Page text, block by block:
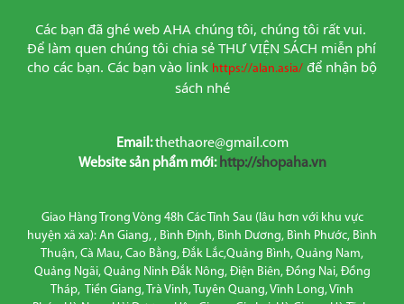
Các bạn đã ghé web AHA chúng tôi, chúng tôi rất vui.
Để làm quen chúng tôi chia sẻ THƯ VIỆN SÁCH miễn phí
cho các bạn. Các bạn vào link https://alan.asia/ để nhận bộ
sách nhé
Email:thethaore@gmail.com
Website sản phẩm mới: http://shopaha.vn
Giao Hàng Trong Vòng 48h Các Tỉnh Sau (lâu hơn với khu vực
huyện xã xa): An Giang, , Bình Định, Bình Dương, Bình Phước, Bình
Thuận, Cà Mau, Cao Bằng, Đắk Lắc,Quảng Bình, Quảng Nam,
Quảng Ngãi, Quảng Ninh Đắk Nông, Điện Biên, Đồng Nai, Đồng
Tháp, Tiền Giang, Trà Vinh, Tuyên Quang, Vĩnh Long, Vĩnh